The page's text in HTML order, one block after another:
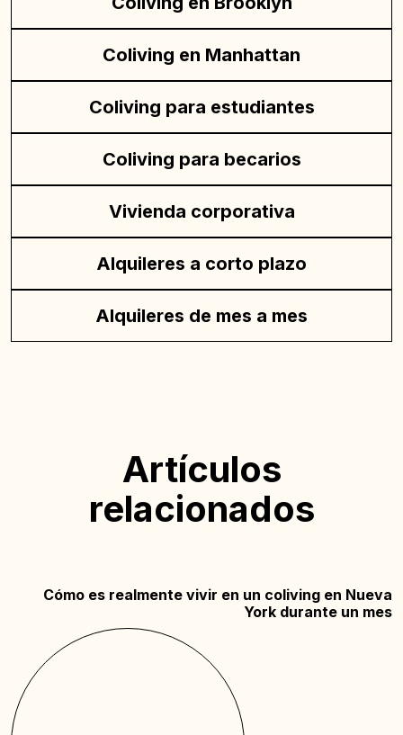
Coliving en Manhattan
Coliving para estudiantes
Coliving para becarios
Vivienda corporativa
Alquileres a corto plazo
Alquileres de mes a mes
Artículos
relacionados
Cómo es realmente vivir en un coliving en Nueva
York durante un mes